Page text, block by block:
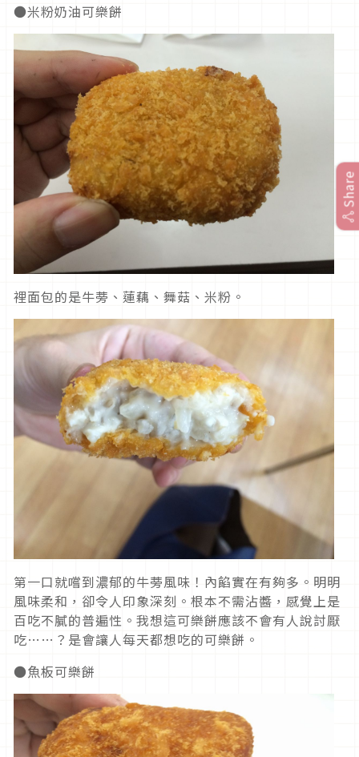
●米粉奶油可樂餅
裡面包的是牛蒡、蓮藕、舞菇、米粉。
第一口就嚐到濃郁的牛蒡風味！內餡實在有夠多。明明
風味柔和，卻令人印象深刻。根本不需沾醬，感覺上是
百吃不膩的普遍性。我想這可樂餅應該不會有人說討厭
吃……？是會讓人每天都想吃的可樂餅。
●魚板可樂餅
Share